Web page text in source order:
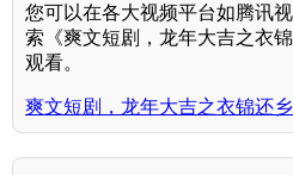
您可以在各大视频平台如腾讯
索《爽文短剧，龙年大吉之衣
观看。
爽文短剧，龙年大吉之衣锦还